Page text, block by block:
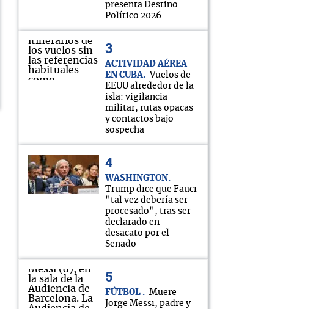
presenta Destino
Político 2026
ACTIVIDAD AÉREA
EN CUBA
Vuelos de
EEUU alrededor de la
isla: vigilancia
militar, rutas opacas
y contactos bajo
sospecha
WASHINGTON
Trump dice que Fauci
"tal vez debería ser
procesado", tras ser
declarado en
desacato por el
Senado
FÚTBOL
Muere
Jorge Messi, padre y